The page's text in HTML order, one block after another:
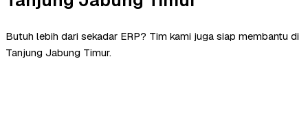
Butuh lebih dari sekadar ERP? Tim kami juga siap membantu di
Tanjung Jabung Timur.